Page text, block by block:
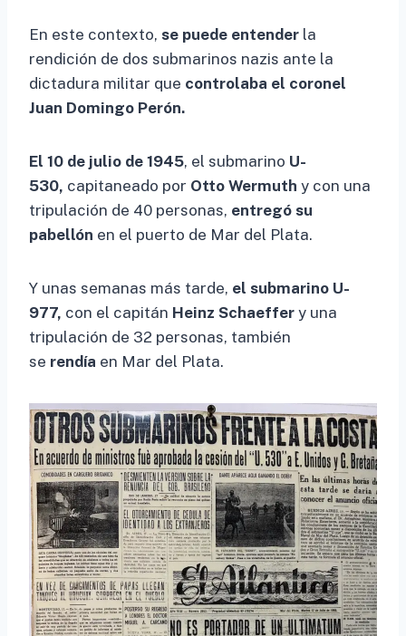
En este contexto, se puede entender la
rendición de dos submarinos nazis ante la
dictadura militar que controlaba el coronel
Juan Domingo Perón.
El 10 de julio de 1945, el submarino U-
530, capitaneado por Otto Wermuth y con una
tripulación de 40 personas, entregó su
pabellón en el puerto de Mar del Plata.
Y unas semanas más tarde, el submarino U-
977, con el capitán Heinz Schaeffer y una
tripulación de 32 personas, también
se rendía en Mar del Plata.